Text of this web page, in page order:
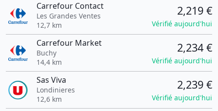
Carrefour Contact
Les Grandes Ventes
12,7 km
2,219 €
Vérifié aujourd'hui
Carrefour Market
Buchy
14,4 km
2,234 €
Vérifié aujourd'hui
Sas Viva
Londinieres
12,6 km
2,239 €
Vérifié aujourd'hui